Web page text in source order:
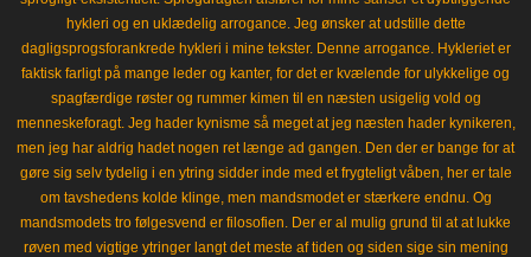
hykleri og en uklædelig arrogance. Jeg ønsker at udstille dette
dagligsprogsforankrede hykleri i mine tekster. Denne arrogance. Hykleriet er
faktisk farligt på mange leder og kanter, for det er kvælende for ulykkelige og
spagfærdige røster og rummer kimen til en næsten usigelig vold og
menneskeforagt. Jeg hader kynisme så meget at jeg næsten hader kynikeren,
men jeg har aldrig hadet nogen ret længe ad gangen. Den der er bange for at
gøre sig selv tydelig i en ytring sidder inde med et frygteligt våben, her er tale
om tavshedens kolde klinge, men mandsmodet er stærkere endnu. Og
mandsmodets tro følgesvend er filosofien. Der er al mulig grund til at at lukke
røven med vigtige ytringer langt det meste af tiden og siden sige sin mening